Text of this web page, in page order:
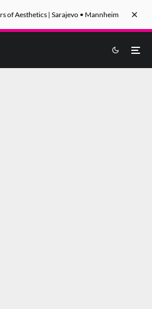
of Aesthetics | Sarajevo • Mannheim